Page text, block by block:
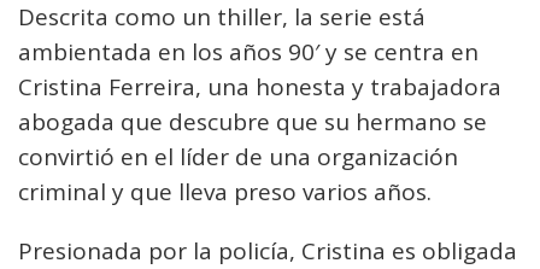
Descrita como un thiller, la serie está
ambientada en los años 90′ y se centra en
Cristina Ferreira, una honesta y trabajadora
abogada que descubre que su hermano se
convirtió en el líder de una organización
criminal y que lleva preso varios años.
Presionada por la policía, Cristina es obligada